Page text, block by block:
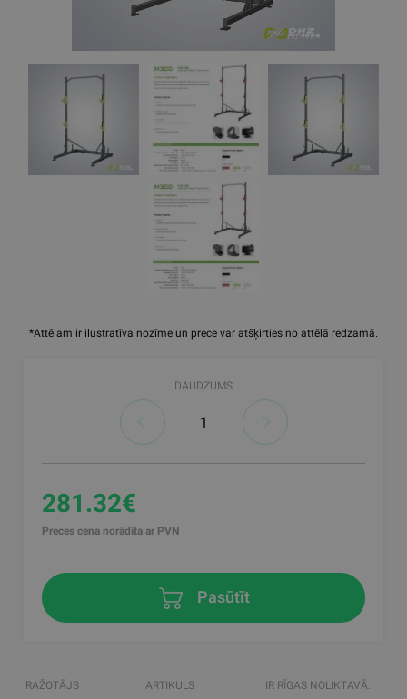
*Attēlam ir ilustratīva nozīme un prece var atšķirties no attēlā redzamā.
DAUDZUMS
281.32€
Preces cena norādīta ar PVN
Pasūtīt
RAŽOTĀJS ARTIKULS IR RĪGAS NOLIKTAVĀ: